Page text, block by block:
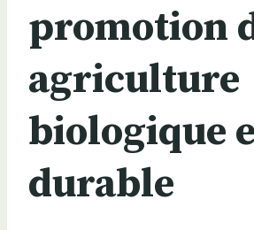
promotion
agriculture
biologique
durable